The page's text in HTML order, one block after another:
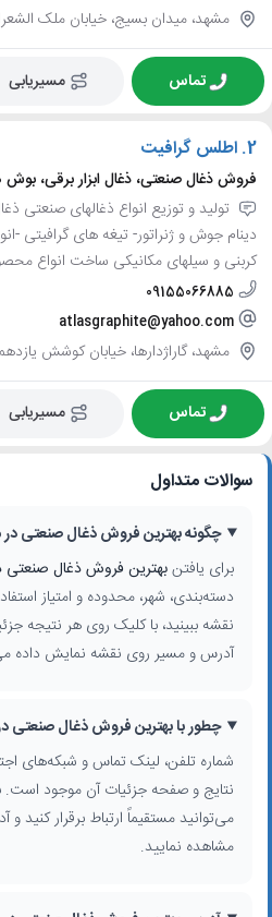
مشهد، میدان بسیج، خیابان ملک الشعرا بهار،
تماس مسیریابی
2. اطلس گرافیت
فروش ذغال صنعتی، ذغال ابزار برقی،
تولید و توزیع انواع ذغالهای صنعتی
دینام جوش و ژنراتور- تیغه های گرافیتی -
کربنی و سیلهای مکانیکی ساخت انواع
09155066885
atlasgraphite@yahoo.com
مشهد، گاراژدارها، خیابان کوشش یازدهم،
تماس مسیریابی
سوالات متداول
چگونه بهترین فروش ذغال صنعتی در
برای یافتنبهترین فروش ذغال
دسته‌بندی، شهر، محدوده و امتیاز
نقشه ببینید، با کلیک روی هر نتیجه
آدرس و مسیر روی نقشه نمایش داده
چطور با بهترین فروش ذغال صنعتی
شماره تلفن، لینک تماس و شبکه‌های
نتایج و صفحه جزئیات آن موجود
می‌توانید مستقیماً ارتباط برقرار کنید
مشاهده نمایید.